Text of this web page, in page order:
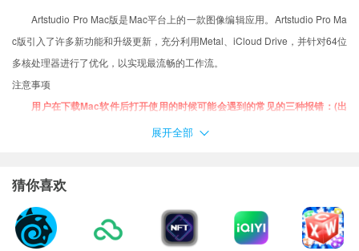
Artstudio Pro Mac版是Mac平台上的一款图像编辑应用。Artstudio Pro Ma
c版引入了许多新功能和升级更新，充分利用Metal、iCloud Drive，并针对64位
多核处理器进行了优化，以实现最流畅的工作流。
注意事项
用户在下载Mac软件后打开使用的时候可能会遇到的常见的三种报错：(出
现报错请大家务必一步一步耐心仔细看完下面的内容！！！)
打不开XX软件，因为Apple无法检查其是否包含恶意软件
当你遇到上述问题的时候：
1、首先这样设置试试：
开启任何来源
展开全部
猜你喜欢